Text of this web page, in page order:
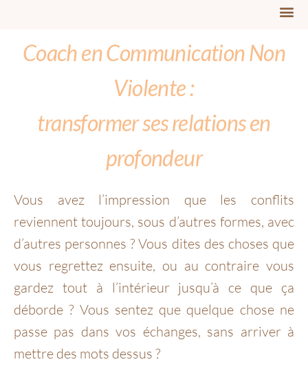
Coach en Communication Non
Violente :
transformer ses relations en
profondeur
Vous avez l’impression que les conflits
reviennent toujours, sous d’autres formes, avec
d’autres personnes ? Vous dites des choses que
vous regrettez ensuite, ou au contraire vous
gardez tout à l’intérieur jusqu’à ce que ça
déborde ? Vous sentez que quelque chose ne
passe pas dans vos échanges, sans arriver à
mettre des mots dessus ?